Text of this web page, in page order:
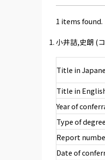
1 items found.
小井詰,史朗 (
Title in
Title in
Year of
Type of
Report
Date of